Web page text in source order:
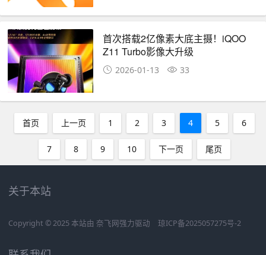
首次搭载2亿像素大底主摄！iQOO
Z11 Turbo影像大升级
2026-01-13 33
首页 上一页 1 2 3 4 5 6
7 8 9 10 下一页 尾页
关于本站
Copyright © 2025 本站由 奈飞网强力驱动 琼ICP备2025057275号-2